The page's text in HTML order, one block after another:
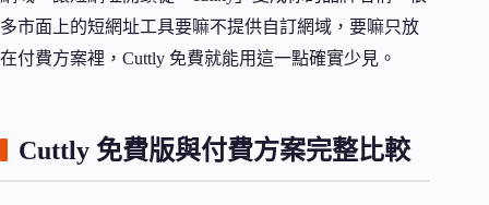
多市面上的短網址工具要嘛不提供自訂網域，要嘛只放
在付費方案裡，Cuttly 免費就能用這一點確實少見。
Cuttly 免費版與付費方案完整比較